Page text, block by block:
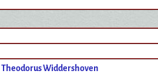
Theodorus Widdershoven